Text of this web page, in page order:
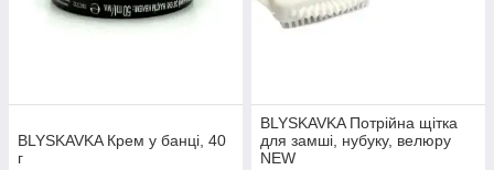
BLYSKAVKA Крем у банці, 40
г
BLYSKAVKA Потрійна щітка
для замші, нубуку, велюру
NEW